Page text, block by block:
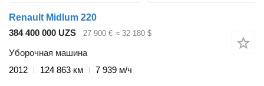
Renault Midlum 220
384 400 000 UZS
27 900 € ≈ 32 180 $
Уборочная машина
2012
124 863 км
7 939 м/ч